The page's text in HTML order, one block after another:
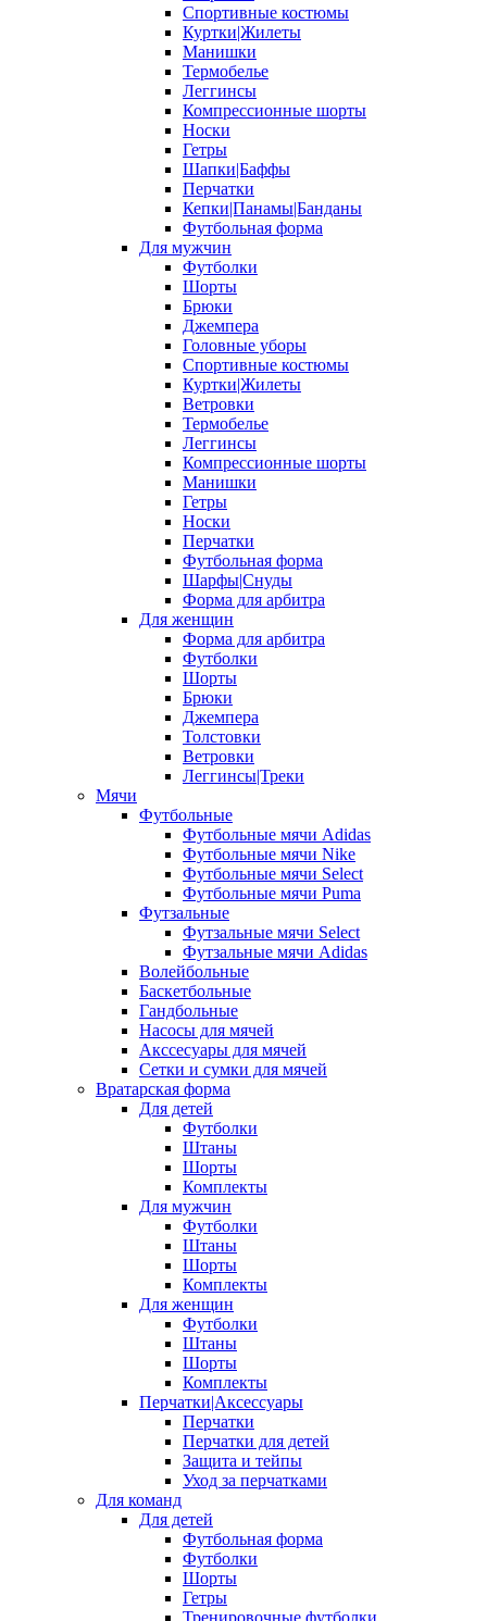
Спортивные костюмы
Куртки|Жилеты
Манишки
Термобелье
Леггинсы
Компрессионные шорты
Носки
Гетры
Шапки|Баффы
Перчатки
Кепки|Панамы|Банданы
Футбольная форма
Для мужчин
Футболки
Шорты
Брюки
Джемпера
Головные уборы
Спортивные костюмы
Куртки|Жилеты
Ветровки
Термобелье
Леггинсы
Компрессионные шорты
Манишки
Гетры
Носки
Перчатки
Футбольная форма
Шарфы|Снуды
Форма для арбитра
Для женщин
Форма для арбитра
Футболки
Шорты
Брюки
Джемпера
Толстовки
Ветровки
Леггинсы|Треки
Мячи
Футбольные
Футбольные мячи Adidas
Футбольные мячи Nike
Футбольные мячи Select
Футбольные мячи Puma
Футзальные
Футзальные мячи Select
Футзальные мячи Adidas
Волейбольные
Баскетбольные
Гандбольные
Насосы для мячей
Акссесуары для мячей
Сетки и сумки для мячей
Вратарская форма
Для детей
Футболки
Штаны
Шорты
Комплекты
Для мужчин
Футболки
Штаны
Шорты
Комплекты
Для женщин
Футболки
Штаны
Шорты
Комплекты
Перчатки|Аксессуары
Перчатки
Перчатки для детей
Защита и тейпы
Уход за перчатками
Для команд
Для детей
Футбольная форма
Футболки
Шорты
Гетры
Тренировочные футболки